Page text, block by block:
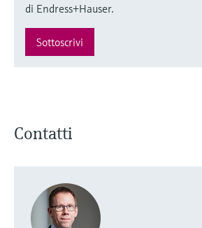
di Endress+Hauser.
Sottoscrivi
Contatti